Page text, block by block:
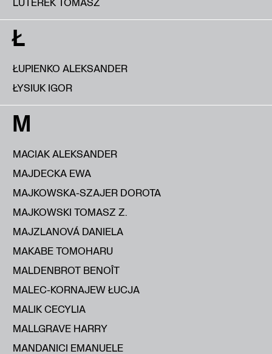
Ł
ŁUPIENKO ALEKSANDER
ŁYSIUK IGOR
M
MACIAK ALEKSANDER
MAJDECKA EWA
MAJKOWSKA-SZAJER DOROTA
MAJKOWSKI TOMASZ Z.
MAJZLANOVÁ DANIELA
MAKABE TOMOHARU
MALDENBROT BENOÎT
MALEC-KORNAJEW ŁUCJA
MALIK CECYLIA
MALLGRAVE HARRY
MANDANICI EMANUELE